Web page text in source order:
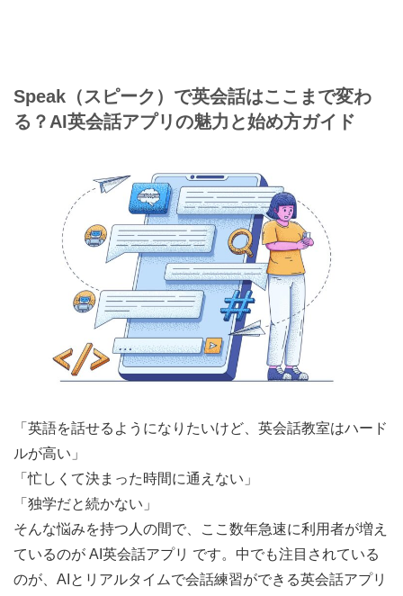
Speak（スピーク） で英会話はここまで変わ
る？AI英会話アプリの魅力と始め方ガイド
「英語を話せるようになりたいけど、英会話教室はハード
ルが高い」
「忙しくて決まった時間に通えない」
「独学だと続かない」
そんな悩みを持つ人の間で、ここ数年急速に利用者が増え
ているのが AI英会話アプリ です。中でも注目されている
のが、AIとリアルタイムで会話練習ができる英会話アプリ